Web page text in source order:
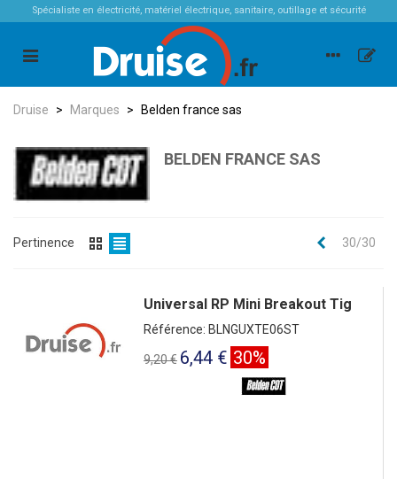
Spécialiste en électricité, matériel électrique, sanitaire, outillage et sécurité
Druise > Marques > Belden france sas
BELDEN FRANCE SAS
Pertinence Précédent
30/30
Universal RP Mini Breakout Tig
Référence: BLNGUXTE06ST
9,20 € 6,44 € 30%